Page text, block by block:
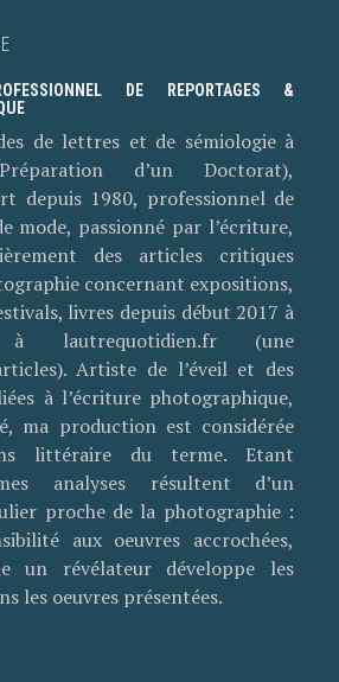
DE REPORTAGES &
de lettres et de sémiologie à
d’un Doctorat),
depuis 1980, professionnel de
mode, passionné par l’écriture,
des articles critiques
concernant expositions,
livres depuis début 2017 à
à lautrequotidien.fr (une
Artiste de l’éveil et des
à l’écriture photographique,
ma production est considérée
littéraire du terme. Etant
analyses résultent d’un
proche de la photographie :
aux oeuvres accrochées,
un révélateur développe les
les oeuvres présentées.